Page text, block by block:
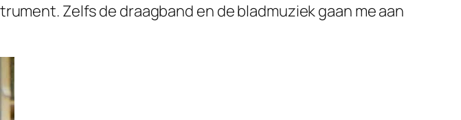
Zelfs de draagband en de bladmuziek gaan me aan